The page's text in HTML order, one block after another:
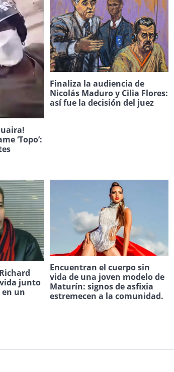
‘Topo’:
Finaliza la audiencia de
Nicolás Maduro y Cilia Flores:
así fue la decisión del juez
junto
en un
Encuentran el cuerpo sin
vida de una joven modelo de
Maturín: signos de asfixia
estremecen a la comunidad.